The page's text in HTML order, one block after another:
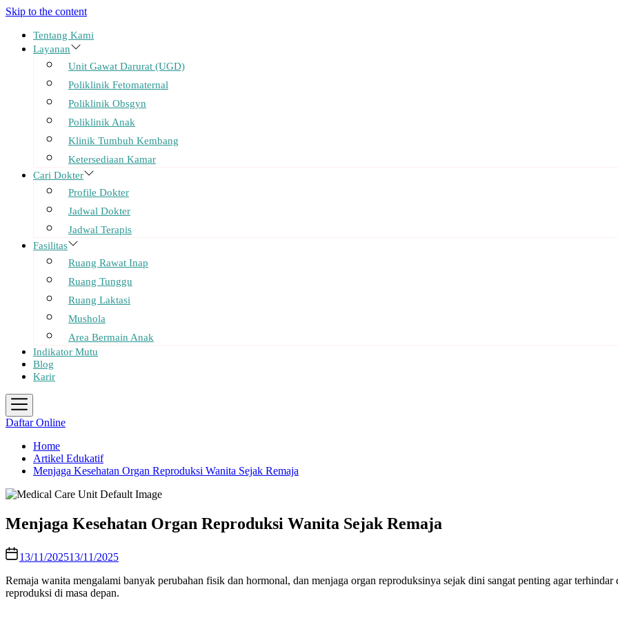
Skip to the content
Tentang Kami
Layanan
Unit Gawat Darurat (UGD)
Poliklinik Fetomaternal
Poliklinik Obsgyn
Poliklinik Anak
Klinik Tumbuh Kembang
Ketersediaan Kamar
Cari Dokter
Profile Dokter
Jadwal Dokter
Jadwal Terapis
Fasilitas
Ruang Rawat Inap
Ruang Tunggu
Ruang Laktasi
Mushola
Area Bermain Anak
Indikator Mutu
Blog
Karir
Daftar Online
Home
Artikel Edukatif
Menjaga Kesehatan Organ Reproduksi Wanita Sejak Remaja
Menjaga Kesehatan Organ Reproduksi Wanita Sejak Remaja
13/11/202513/11/2025
Remaja wanita mengalami banyak perubahan fisik dan hormonal, dan menjaga organ reproduksinya sejak dini sangat penting agar
reproduksi di masa depan.